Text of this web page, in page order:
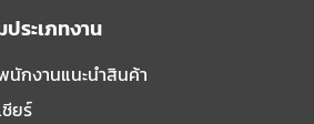
ระเภทงาน
กงานแนะนําสินค้า
ยร์